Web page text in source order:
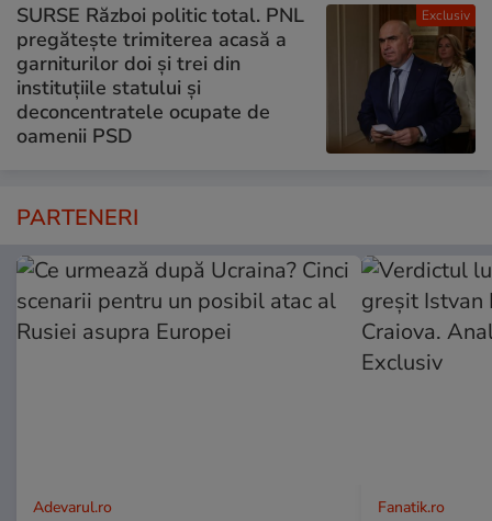
Exclusiv
SURSE Război politic total. PNL
pregătește trimiterea acasă a
garniturilor doi și trei din
instituțiile statului și
deconcentratele ocupate de
oamenii PSD
PARTENERI
Adevarul.ro Fanatik.ro